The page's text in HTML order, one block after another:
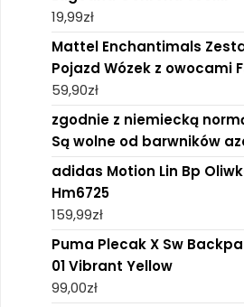
19,99zł
Mattel Enchantimals
Pojazd Wózek z owocami
59,90zł
zgodnie z niemiecką
Są wolne od barwników
adidas Motion Lin Bp
Hm6725
159,99zł
Puma Plecak X Sw
01 Vibrant Yellow
99,00zł